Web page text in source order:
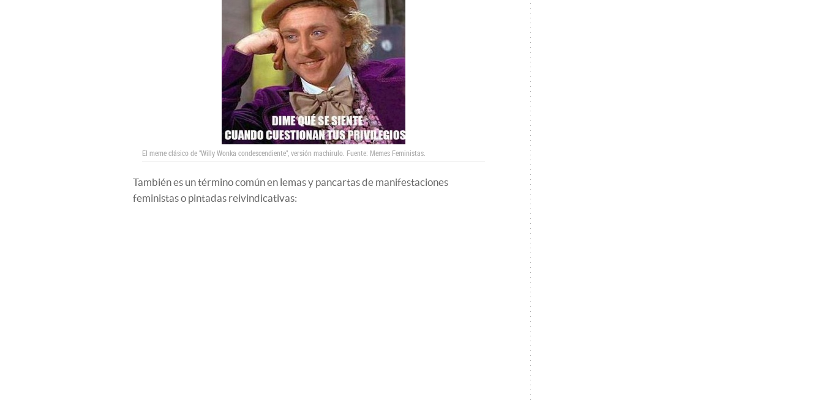
El meme clásico de "Willy Wonka condescendiente", versión machirulo. Fuente: Memes Feministas.
También es un término común en lemas y pancartas de manifestaciones
feministas o pintadas reivindicativas: